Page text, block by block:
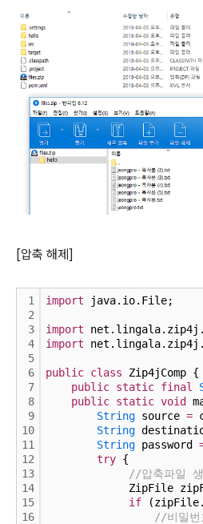
[압축 해제]
1
2
3
4
5
6
7
8
9
10
11
12
13
14
15
16
import java.io.File;
import
import
public class Zip4jComp {
public static final
public static void
String source =
String
String password
try {
//압축파일
ZipFile
if
//비밀번